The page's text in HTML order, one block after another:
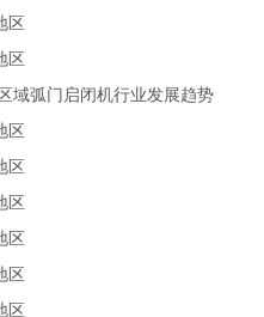
区
区
域弧门启闭机行业发展趋势
区
区
区
区
区
区